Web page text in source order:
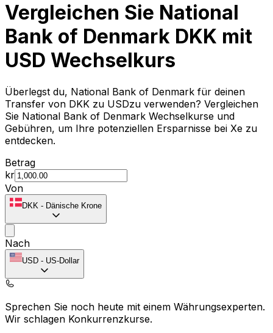
Vergleichen Sie National
Bank of Denmark DKK mit
USD Wechselkurs
Überlegst du, National Bank of Denmark für deinen
Transfer von DKK zu USDzu verwenden? Vergleichen
Sie National Bank of Denmark Wechselkurse und
Gebühren, um Ihre potenziellen Ersparnisse bei Xe zu
entdecken.
Betrag
kr
Von
DKK - Dänische Krone
Nach
USD - US-Dollar
Sprechen Sie noch heute mit einem Währungsexperten.
Wir schlagen Konkurrenzkurse.